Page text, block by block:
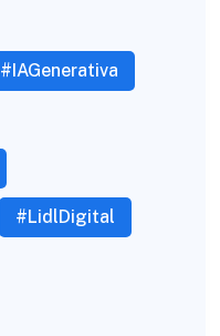
#IAGenerativa
#LidlDigital